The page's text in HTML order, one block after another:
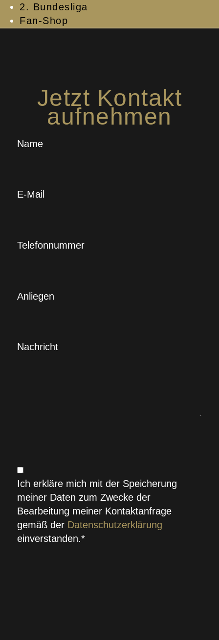
2. Bundesliga
Fan-Shop
Jetzt Kontakt
aufnehmen
Name
E-Mail
Telefonnummer
Anliegen
Nachricht
Ich erkläre mich mit der Speicherung
meiner Daten zum Zwecke der
Bearbeitung meiner Kontaktanfrage
gemäß der Datenschutzerklärung
einverstanden.*